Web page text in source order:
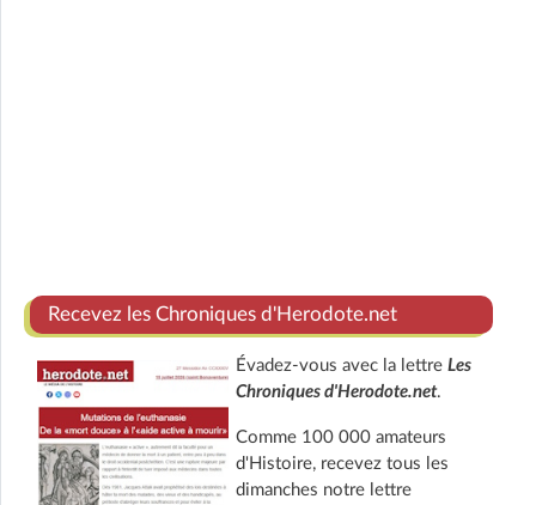
Recevez les Chroniques d'Herodote.net
Évadez-vous avec la lettre Les
Chroniques d'Herodote.net.
Comme 100 000 amateurs
d'Histoire, recevez tous les
dimanches notre lettre